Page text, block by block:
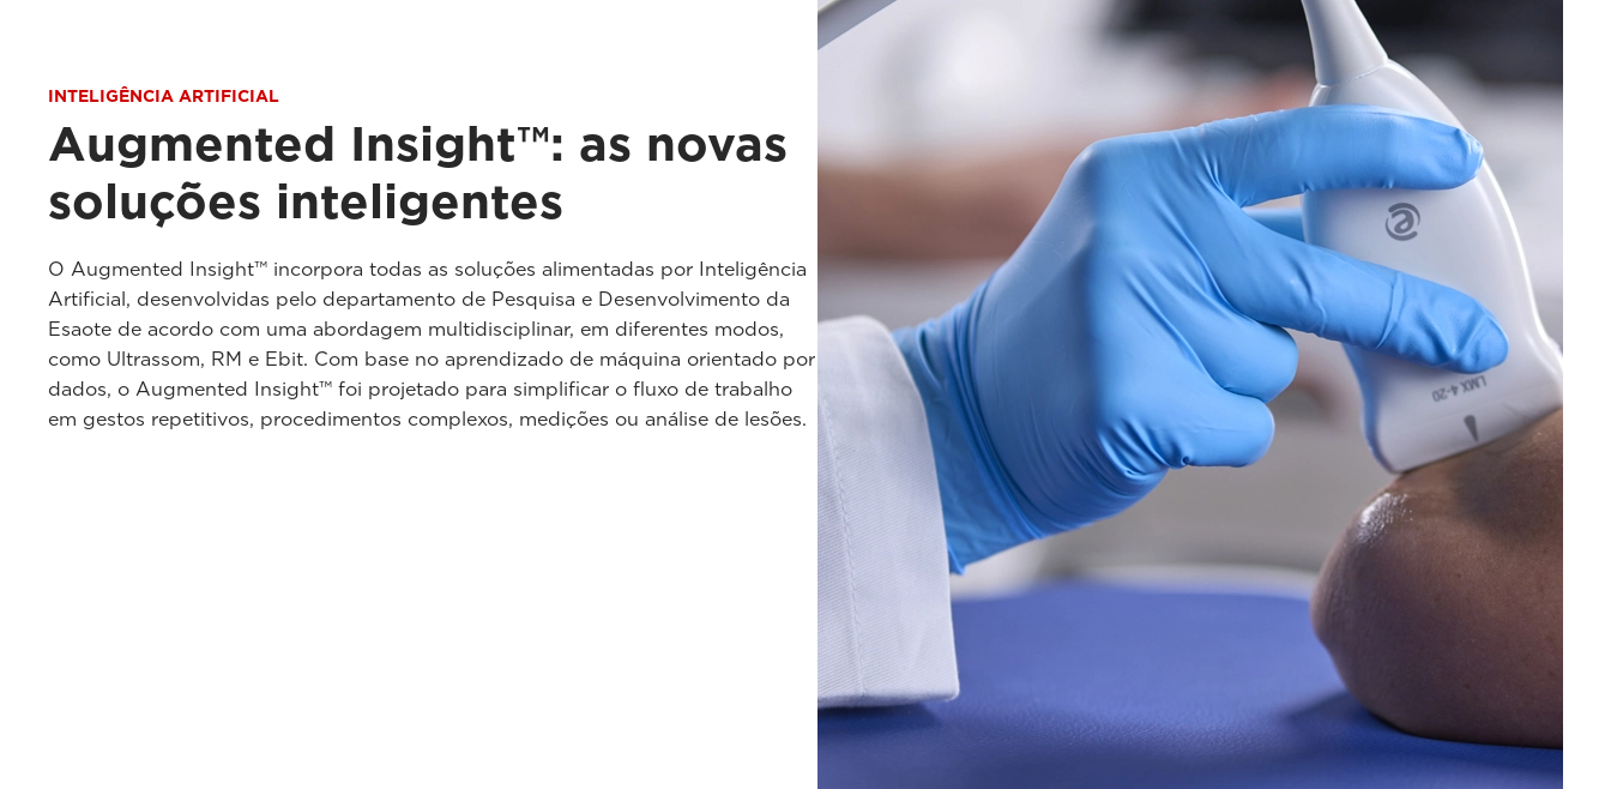
INTELIGÊNCIA ARTIFICIAL
Augmented Insight™: as novas
soluções inteligentes
O Augmented Insight™ incorpora todas as soluções alimentadas por Inteligência
Artificial, desenvolvidas pelo departamento de Pesquisa e Desenvolvimento da
Esaote de acordo com uma abordagem multidisciplinar, em diferentes modos,
como Ultrassom, RM e Ebit. Com base no aprendizado de máquina orientado por
dados, o Augmented Insight™ foi projetado para simplificar o fluxo de trabalho
em gestos repetitivos, procedimentos complexos, medições ou análise de lesões.